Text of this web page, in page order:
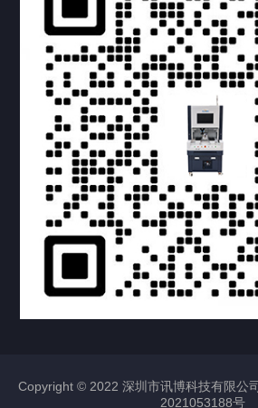
提交您的需求，获取产品资
Copyright © 2022 深圳市讯博科技有限公
2021053188号